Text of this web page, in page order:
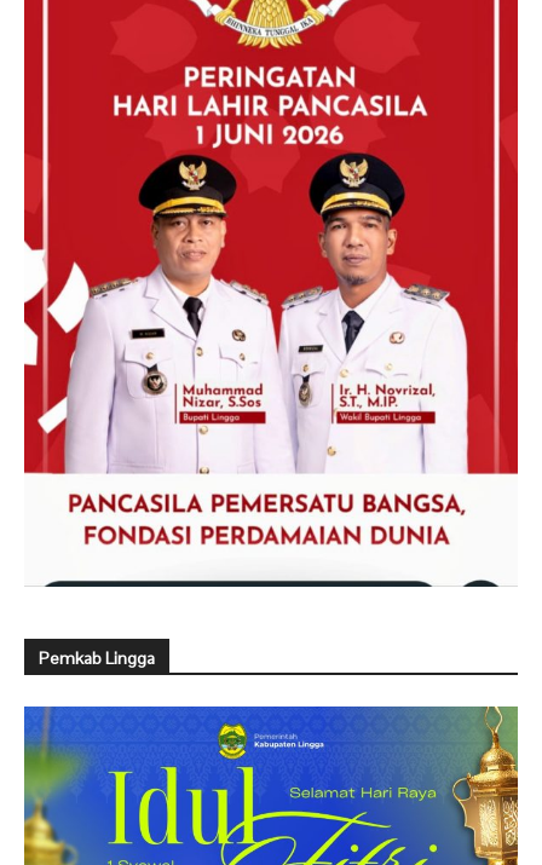
Pemkab Lingga